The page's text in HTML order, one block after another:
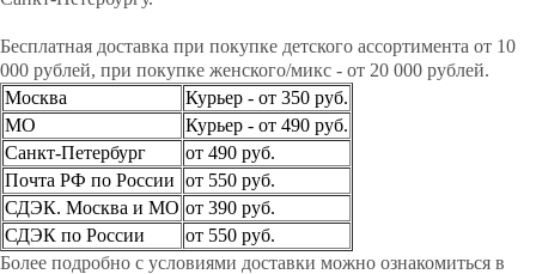
Бесплатная доставка при покупке детского ассортимента от 10
000 рублей, при покупке женского/микс - от 20 000 рублей.
Москва
Курьер - от 350 руб.
МО
Курьер - от 490 руб.
Санкт-Петербург
от 490 руб.
Почта РФ по России от 550 руб.
СДЭК. Москва и МО от 390 руб.
СДЭК по России
от 550 руб.
Более подробно с условиями доставки можно ознакомиться в